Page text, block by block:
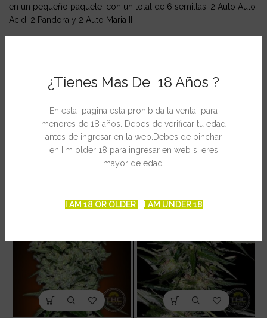
¿Tienes Mas De 18 Años ?
En esta pagina esta prohibida la venta para
menores de 18 años. Debes de verificar tu edad
antes de ingresar en la web.Debes de pinchar
en I,m older 18 para ingresar en web si eres
mayor de edad.
I AM 18 OR OLDER I AM UNDER 18
en un pequeño paquete, con un total de 6 semillas: 2 Auto Auto
Acid, 2 Pandora y 2 Auto Maria II.
PRODUCTOS RELACIONADOS